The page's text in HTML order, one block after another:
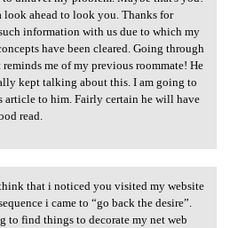
look ahead to look you. Thanks for
information with us due to which my
have been cleared. Going through
reminds me of my previous roommate! He
kept talking about this. I am going to
article to him. Fairly certain he will have
read.
that i noticed
that i noticed you visited my website
i came to “go back the desire”.
to find things to decorate my net web